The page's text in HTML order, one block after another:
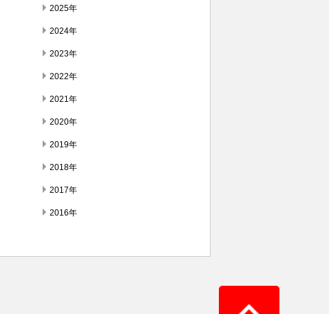
2025年
2024年
2023年
2022年
2021年
2020年
2019年
2018年
2017年
2016年